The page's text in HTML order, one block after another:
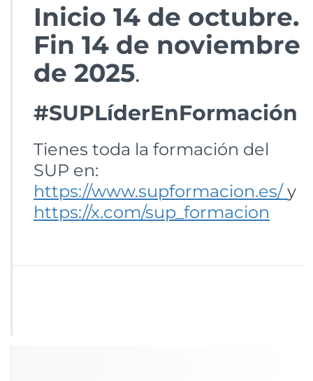
Inicio 14 de octubre.
Fin 14 de noviembre
de 2025.
#SUPLíderEnFormación
Tienes toda la formación del
SUP en:
https://www.supformacion.es/y
https://x.com/sup_formacion